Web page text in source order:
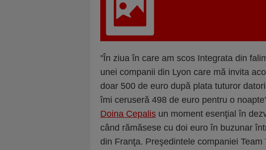
"În ziua în care am scos Integrata din
unei companii din Lyon care mă invita
doar 500 de euro după plata tuturor
îmi ceruseră 498 de euro pentru o
Doina Cepalis un moment esenţial în
când rămăsese cu doi euro în buzunar
din Franţa. Preşedintele companiei